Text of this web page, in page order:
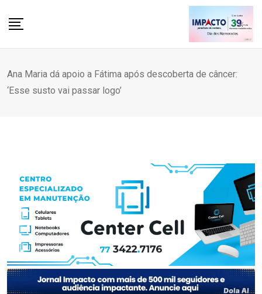
Ana Maria dá apoio a Fátima após descoberta de câncer:
‘Esse susto vai passar logo’